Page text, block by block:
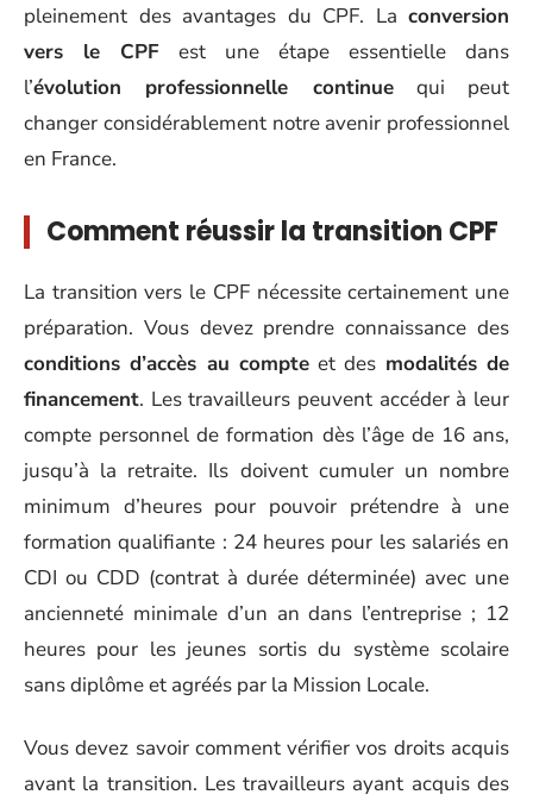
pleinement des avantages du CPF. La conversion
vers le CPF est une étape essentielle dans
l’évolution professionnelle continuequi peut
changer considérablement notre avenir professionnel
en France.
Comment réussir la transition CPF
La transition vers le CPF nécessite certainement une
préparation. Vous devez prendre connaissance des
conditions d’accès au compteet des modalités de
financement. Les travailleurs peuvent accéder à leur
compte personnel de formation dès l’âge de 16 ans,
jusqu’à la retraite. Ils doivent cumuler un nombre
minimum d’heures pour pouvoir prétendre à une
formation qualifiante : 24 heures pour les salariés en
CDI ou CDD (contrat à durée déterminée) avec une
ancienneté minimale d’un an dans l’entreprise ; 12
heures pour les jeunes sortis du système scolaire
sans diplôme et agréés par la Mission Locale.
Vous devez savoir comment vérifier vos droits acquis
avant la transition. Les travailleurs ayant acquis des